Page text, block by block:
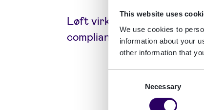
This website uses
We use cookies to
information about your
other information that
Necessary
Løft virksomheten din med
compliance-sikrede